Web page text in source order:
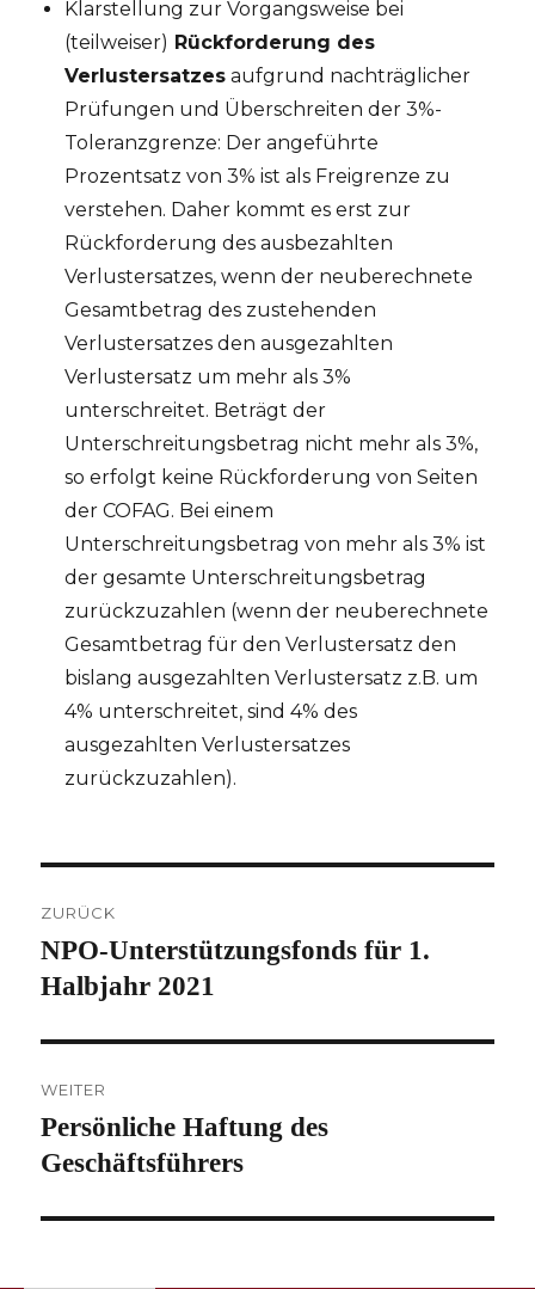
Klarstellung zur Vorgangsweise bei
(teilweiser) Rückforderung des
Verlustersatzes aufgrund nachträglicher
Prüfungen und Überschreiten der 3%-
Toleranzgrenze: Der angeführte
Prozentsatz von 3% ist als Freigrenze zu
verstehen. Daher kommt es erst zur
Rückforderung des ausbezahlten
Verlustersatzes, wenn der neuberechnete
Gesamtbetrag des zustehenden
Verlustersatzes den ausgezahlten
Verlustersatz um mehr als 3%
unterschreitet. Beträgt der
Unterschreitungsbetrag nicht mehr als 3%,
so erfolgt keine Rückforderung von Seiten
der COFAG. Bei einem
Unterschreitungsbetrag von mehr als 3% ist
der gesamte Unterschreitungsbetrag
zurückzuzahlen (wenn der neuberechnete
Gesamtbetrag für den Verlustersatz den
bislang ausgezahlten Verlustersatz z.B. um
4% unterschreitet, sind 4% des
ausgezahlten Verlustersatzes
zurückzuzahlen).
ZURÜCK
Vorheriger
Beitrag:
NPO-Unterstützungsfonds für 1.
Halbjahr 2021
WEITER
Nächster
Beitrag:
Persönliche Haftung des
Geschäftsführers